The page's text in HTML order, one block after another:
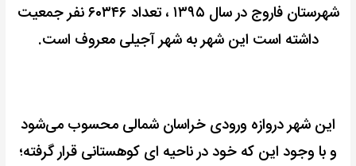
شهرستان فاروج در سال ۱۳۹۵ ، تعداد ۶۰۳۴۶ نفر جمعیت
داشته است این شهر به شهر آجیلی معروف است.
این شهر دروازه ورودی خراسان شمالی محسوب می‌شود
و با وجود این که خود در ناحیه ای کوهستانی قرار گرفته؛